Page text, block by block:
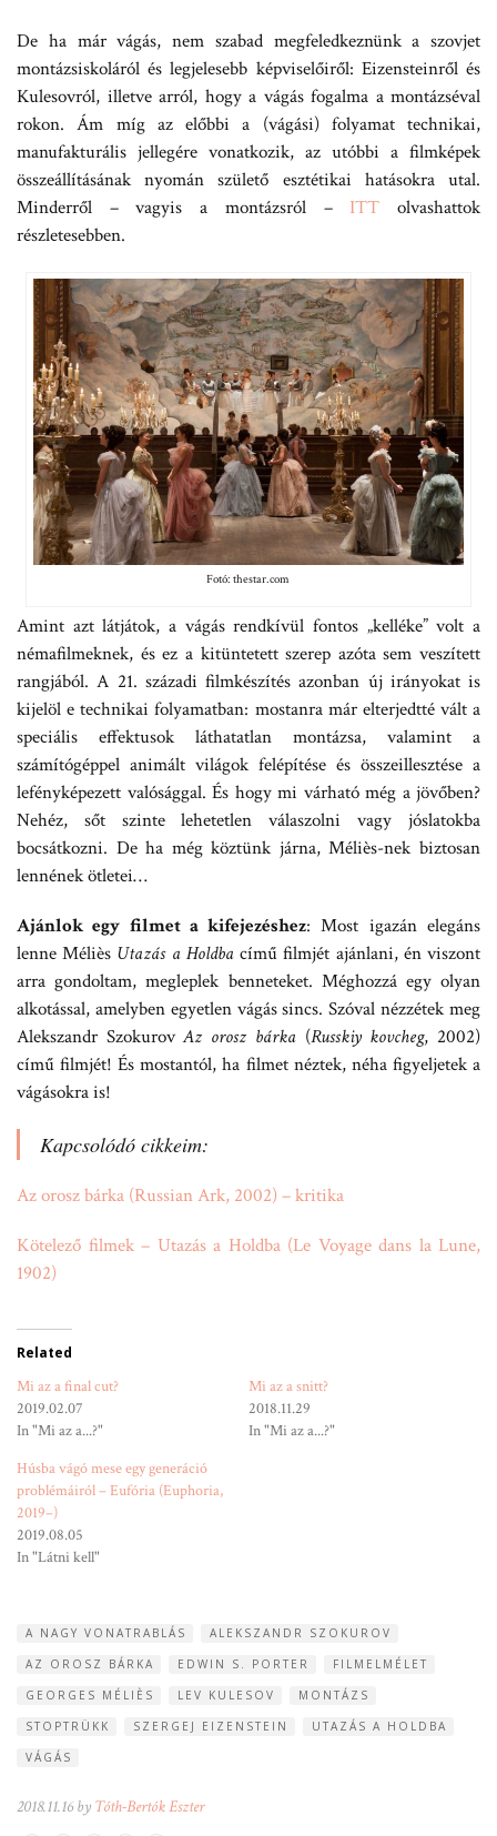
De ha már vágás, nem szabad megfeledkeznünk a szovjet
montázsiskoláról és legjelesebb képviselőiről: Eizensteinről és
Kulesovról, illetve arról, hogy a vágás fogalma a montázséval
rokon. Ám míg az előbbi a (vágási) folyamat technikai,
manufakturális jellegére vonatkozik, az utóbbi a filmképek
összeállításának nyomán születő esztétikai hatásokra utal.
Minderről – vagyis a montázsról – ITT olvashattok
részletesebben.
Fotó: thestar.com
Amint azt látjátok, a vágás rendkívül fontos „kelléke” volt a
némafilmeknek, és ez a kitüntetett szerep azóta sem veszített
rangjából. A 21. századi filmkészítés azonban új irányokat is
kijelöl e technikai folyamatban: mostanra már elterjedtté vált a
speciális effektusok láthatatlan montázsa, valamint a
számítógéppel animált világok felépítése és összeillesztése a
lefényképezett valósággal. És hogy mi várható még a jövőben?
Nehéz, sőt szinte lehetetlen válaszolni vagy jóslatokba
bocsátkozni. De ha még köztünk járna, Méliès-nek biztosan
lennének ötletei…
Ajánlok egy filmet a kifejezéshez: Most igazán elegáns
lenne Méliès Utazás a Holdbacímű filmjét ajánlani, én viszont
arra gondoltam, megleplek benneteket. Méghozzá egy olyan
alkotással, amelyben egyetlen vágás sincs. Szóval nézzétek meg
Alekszandr SzokurovAz orosz bárka(Russkiy kovcheg, 2002)
című filmjét! És mostantól, ha filmet néztek, néha figyeljetek a
vágásokra is!
Kapcsolódó cikkeim:
Az orosz bárka (Russian Ark, 2002) – kritika
Kötelező filmek – Utazás a Holdba (Le Voyage dans la Lune,
1902)
Related
Mi az a final cut?
2019.02.07
In "Mi az a...?"
Mi az a snitt?
2018.11.29
In "Mi az a...?"
Húsba vágó mese egy generáció
problémáiról – Eufória (Euphoria,
2019–)
2019.08.05
In "Látni kell"
A NAGY VONATRABLÁS
ALEKSZANDR SZOKUROV
AZ OROSZ BÁRKA
EDWIN S. PORTER
FILMELMÉLET
GEORGES MÉLIÈS
LEV KULESOV
MONTÁZS
STOPTRÜKK
SZERGEJ EIZENSTEIN
UTAZÁS A HOLDBA
VÁGÁS
2018.11.16 by Tóth-Bertók Eszter